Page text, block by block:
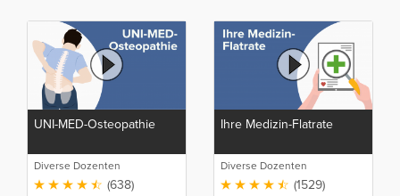
UNI-MED-Osteopathie
Diverse Dozenten
(638)
Ihre Medizin-Flatrate
Diverse Dozenten
(1529)